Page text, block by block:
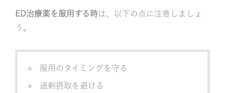
ED治療薬を服用する時は、以下の点に注意しましょ
う。
服用のタイミングを守る
過剰摂取を避ける